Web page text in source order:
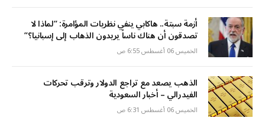
أزمة سبتة.. هاكابي ينفي نظريات المؤامرة: “لماذا لا
تصدقون أن هناك ناساً يريدون الذهاب إلى إسبانيا؟”
الخميس 06 أغسطس 6:55 ص
الذهب يصعد مع تراجع الدولار وترقب تحركات
الفيدرالي – أخبار السعودية
الخميس 06 أغسطس 6:31 ص